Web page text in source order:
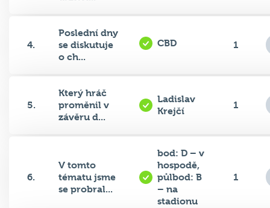
4.
Poslední dny
se diskutuje
o ch...
CBD 1
5.
Který hráč
proměnil v
závěru d...
Ladislav
Krejčí
1
6.
V tomto
tématu jsme
se probral...
bod: D – v
hospodě,
půlbod: B
– na
stadionu
1